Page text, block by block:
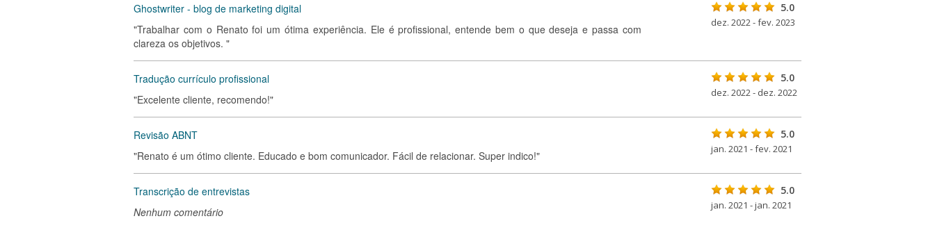
Ghostwriter - blog de marketing digital
"Trabalhar com o Renato foi um ótima experiência. Ele é profissional, entende bem o que deseja e passa com
clareza os objetivos. "
5.0
dez. 2022 - fev. 2023
Tradução currículo profissional
"Excelente cliente, recomendo!"
5.0
dez. 2022 - dez. 2022
Revisão ABNT
"Renato é um ótimo cliente. Educado e bom comunicador. Fácil de relacionar. Super indico!"
5.0
jan. 2021 - fev. 2021
Transcrição de entrevistas
Nenhum comentário
5.0
jan. 2021 - jan. 2021